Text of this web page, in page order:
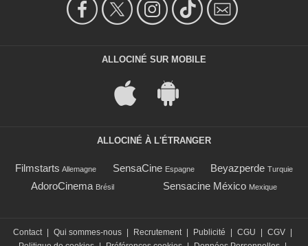
ALLOCINÉ SUR MOBILE
ALLOCINÉ À L'ÉTRANGER
Filmstarts Allemagne SensaCine Espagne Beyazperde Turquie
AdoroCinema Brésil Sensacine México Mexique
Contact Qui sommes-nous Recrutement Publicité CGU CGV